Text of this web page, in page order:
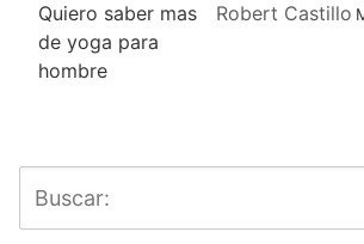
Robert Castillo
Quiero saber mas
de yoga para
hombre